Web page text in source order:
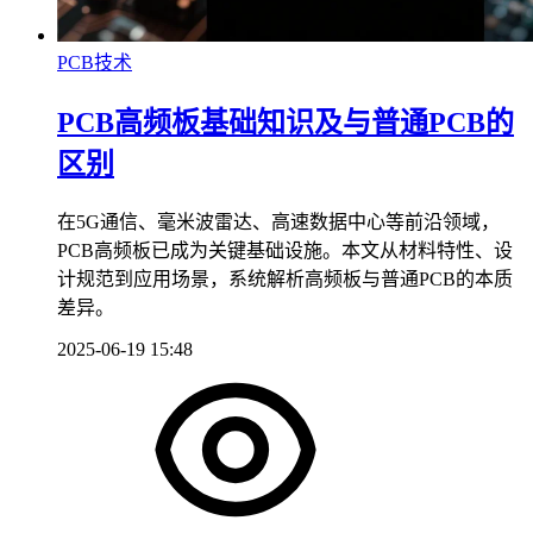
PCB技术
PCB高频板基础知识及与普通PCB的
区别
在5G通信、毫米波雷达、高速数据中心等前沿领域，
PCB高频板已成为关键基础设施。本文从材料特性、设
计规范到应用场景，系统解析高频板与普通PCB的本质
差异。
2025-06-19 15:48